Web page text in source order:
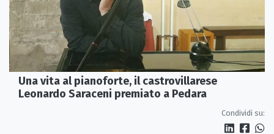
Una vita al pianoforte, il castrovillarese
Leonardo Saraceni premiato a Pedara
Condividi su: